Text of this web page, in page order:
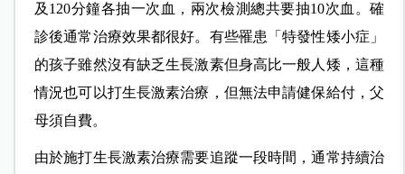
及120分鐘各抽一次血，兩次檢測總共要抽10次血。確
診後通常治療效果都很好。有些罹患「特發性矮小症」
的孩子雖然沒有缺乏生長激素但身高比一般人矮，這種
情況也可以打生長激素治療，但無法申請健保給付，父
母須自費。
由於施打生長激素治療需要追蹤一段時間，通常持續治